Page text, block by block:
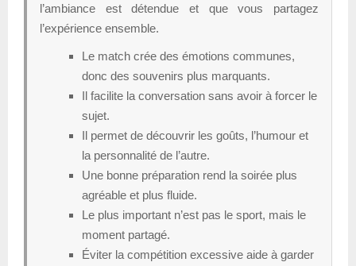
l’ambiance est détendue et que vous partagez
l’expérience ensemble.
Le match crée des émotions communes,
donc des souvenirs plus marquants.
Il facilite la conversation sans avoir à forcer le
sujet.
Il permet de découvrir les goûts, l’humour et
la personnalité de l’autre.
Une bonne préparation rend la soirée plus
agréable et plus fluide.
Le plus important n’est pas le sport, mais le
moment partagé.
Éviter la compétition excessive aide à garder